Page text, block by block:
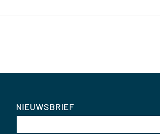
NIEUWSBRIEF